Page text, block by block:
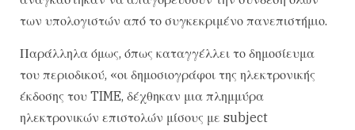
των υπολογιστών από το συγκεκριμένο πανεπιστήμιο.
Παράλληλα όμως, όπως καταγγέλλει το δημοσίευμα
του περιοδικού, «οι δημοσιογράφοι της ηλεκτρονικής
έκδοσης του TIME, δέχθηκαν μια πλημμύρα
ηλεκτρονικών επιστολών μίσους με subject